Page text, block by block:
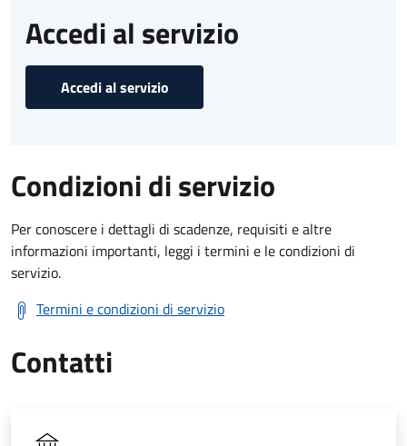
Accedi al servizio
Accedi al servizio
Condizioni di servizio
Per conoscere i dettagli di scadenze, requisiti e altre
informazioni importanti, leggi i termini e le condizioni di
servizio.
Termini e condizioni di servizio
Contatti